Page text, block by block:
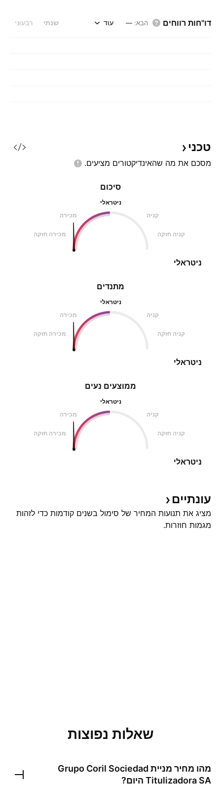
דו"חות רווחים הבא:
— שנתי רבעוני עוד
טכני
מסכם את מה שהאינדיקטורים מציעים.
מתנדים
ניטראלי
מכירה
קניה
מכירה חזקה קניה חזקה
ניטראלי
סיכום
ניטראלי
מכירה
קניה
מכירה חזקה קניה חזקה
ניטראלי
ממוצעים נעים
ניטראלי
מכירה
קניה
מכירה חזקה קניה חזקה
ניטראלי
עונתיים
מציג את תנועות המחיר של סימול בשנים קודמות כדי לזהות
מגמות חוזרות.
שאלות נפוצות
מהו מחיר מניית Grupo Coril Sociedad
Titulizadora SA היום?